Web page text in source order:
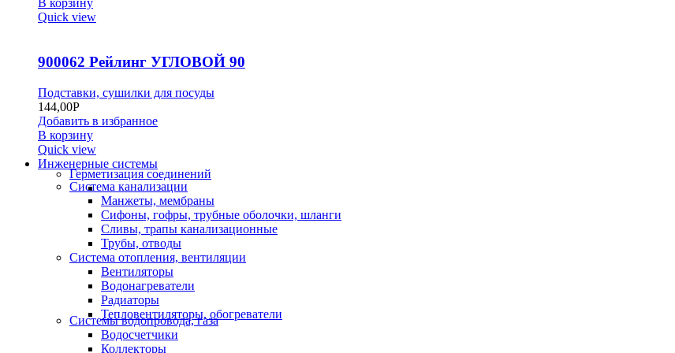
В корзину
Quick view
900062 Рейлинг УГЛОВОЙ 90
Подставки, сушилки для посуды
144,00Р
Добавить в избранное
В корзину
Quick view
Инженерные системы
Герметизация соединений
Система канализации
Манжеты, мембраны
Сифоны, гофры, трубные оболочки, шланги
Сливы, трапы канализационные
Трубы, отводы
Система отопления, вентиляции
Вентиляторы
Водонагреватели
Радиаторы
Тепловентиляторы, обогреватели
Системы водопровода, газа
Водосчетчики
Коллекторы